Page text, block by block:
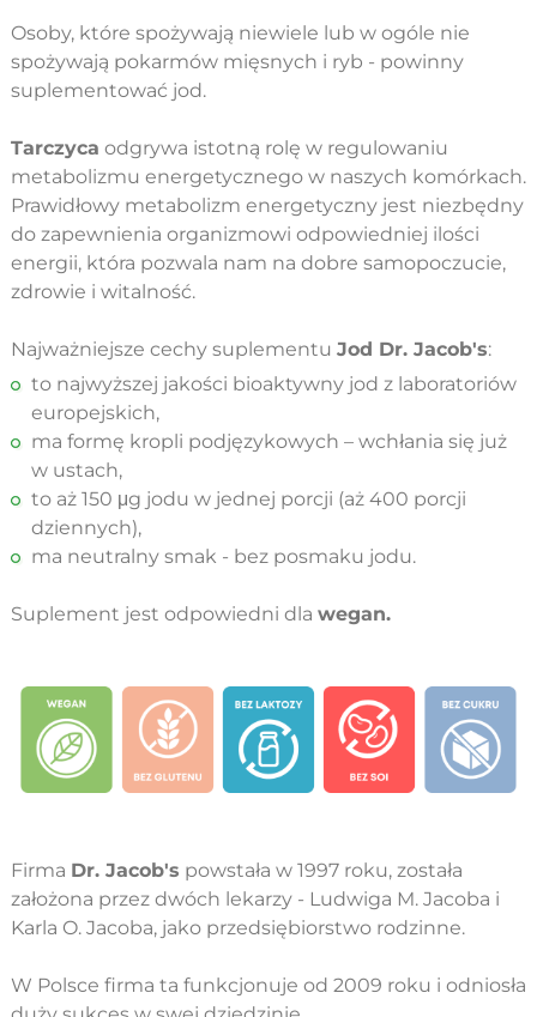
Osoby, które spożywają niewiele lub w ogóle nie
spożywają pokarmów mięsnych i ryb - powinny
suplementować jod.
Tarczyca odgrywa istotną rolę w regulowaniu
metabolizmu energetycznego w naszych komórkach.
Prawidłowy metabolizm energetyczny jest niezbędny
do zapewnienia organizmowi odpowiedniej ilości
energii, która pozwala nam na dobre samopoczucie,
zdrowie i witalność.
Najważniejsze cechy suplementu Jod Dr. Jacob's:
to najwyższej jakości bioaktywny jod z laboratoriów
europejskich,
ma formę kropli podjęzykowych – wchłania się już
w ustach,
to aż 150 μg jodu w jednej porcji (aż 400 porcji
dziennych),
ma neutralny smak - bez posmaku jodu.
Suplement jest odpowiedni dla wegan.
Firma Dr. Jacob's powstała w 1997 roku, została
założona przez dwóch lekarzy - Ludwiga M. Jacoba i
Karla O. Jacoba, jako przedsiębiorstwo rodzinne.
W Polsce firma ta funkcjonuje od 2009 roku i odniosła